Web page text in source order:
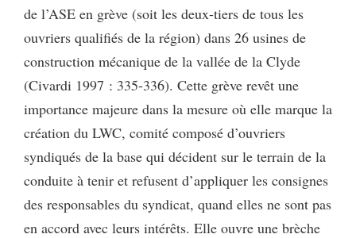
de l’ASE en grève (soit les deux-tiers de tous les
ouvriers qualifiés de la région) dans 26 usines de
construction mécanique de la vallée de la Clyde
(Civardi 1997 : 335-336). Cette grève revêt une
importance majeure dans la mesure où elle marque la
création du LWC, comité composé d’ouvriers
syndiqués de la base qui décident sur le terrain de la
conduite à tenir et refusent d’appliquer les consignes
des responsables du syndicat, quand elles ne sont pas
en accord avec leurs intérêts. Elle ouvre une brèche